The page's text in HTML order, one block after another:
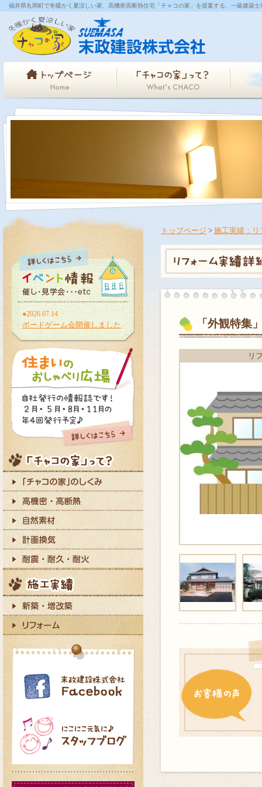
福井県丸岡町で冬暖かく夏涼しい家、高機密高断熱住宅「チャコの家」を提案する、一級建築
トップページ > 施工実績：リ
「外観特
リ
●2026.07.14
ボードゲーム会開催しました